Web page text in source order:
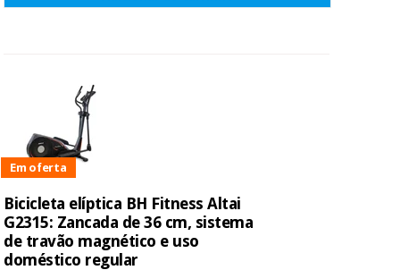
Em oferta
Bicicleta elíptica BH Fitness Altai
G2315: Zancada de 36 cm, sistema
de travão magnético e uso
doméstico regular